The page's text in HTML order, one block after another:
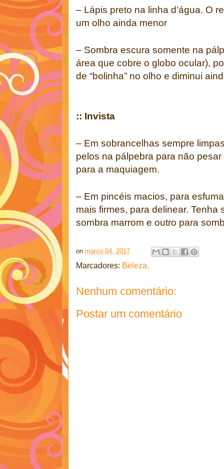
– Lápis preto na linha d’água. O
um olho ainda menor
– Sombra escura somente na
área que cobre o globo ocular),
de “bolinha” no olho e diminui
:: Invista
– Em sobrancelhas sempre
pelos na pálpebra para não
para a maquiagem.
– Em pincéis macios, para
mais firmes, para delinear. Tenha
sombra marrom e outro para
on março 04, 2017
Marcadores: Beleza.
Nenhum comentário:
Postar um comentário